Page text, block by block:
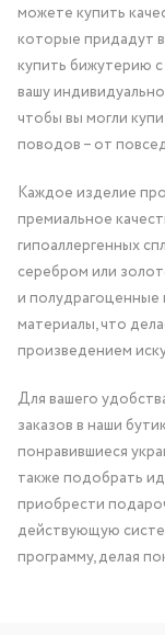
можете купить
которые придадут
купить бижутерию
вашу
чтобы вы могли
поводов – от
Каждое изделие
премиальное
гипоаллергенных
серебром или
и
материалы, что
произведением
Для вашего
заказов в наши
понравившиеся
также подобрать
приобрести
действующую
программу, делая